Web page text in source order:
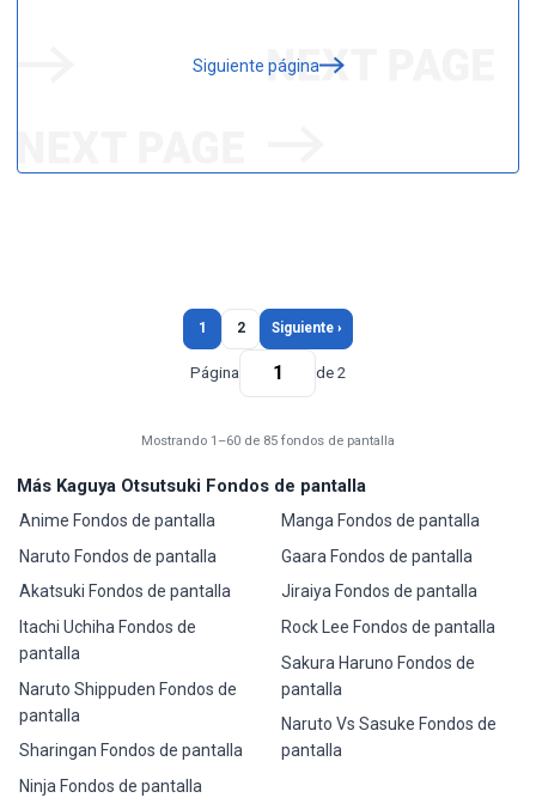
Siguiente página
1 2 Siguiente ›
Página de 2
Mostrando 1–60 de 85 fondos de pantalla
Más Kaguya Otsutsuki Fondos de pantalla
Anime Fondos de pantalla
Naruto Fondos de pantalla
Akatsuki Fondos de pantalla
Itachi Uchiha Fondos de
pantalla
Naruto Shippuden Fondos de
pantalla
Sharingan Fondos de pantalla
Ninja Fondos de pantalla
Manga Fondos de pantalla
Gaara Fondos de pantalla
Jiraiya Fondos de pantalla
Rock Lee Fondos de pantalla
Sakura Haruno Fondos de
pantalla
Naruto Vs Sasuke Fondos de
pantalla